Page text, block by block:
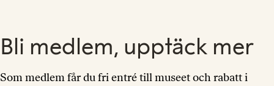
Bli medlem, upptäck mer
Som medlem får du fri entré till museet och rabatt i